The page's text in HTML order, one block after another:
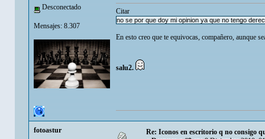
Desconectado
Mensajes: 8.307
Citar
no se por que doy mi opinion ya que no tengo
En esto creo que te equivocas, compañero, aunque
salu2.
fotoastur
Re: Iconos en escritorio q no consigo